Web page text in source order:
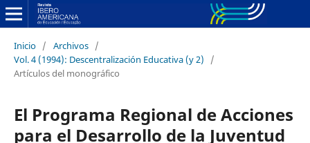
Inicio / Archivos /
Vol. 4 (1994): Descentralización Educativa (y 2)
/
Artículos del monográfico
El Programa Regional de Acciones
para el Desarrollo de la Juventud